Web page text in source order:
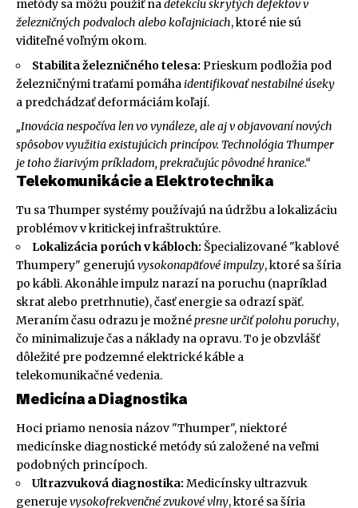
metódy sa môžu použiť nadetekciu skrytých defektov v
železničných podvaloch alebo koľajniciach, ktoré nie sú
viditeľné voľným okom.
Stabilita železničného telesa: Prieskum podložia pod
železničnými traťami pomáhaidentifikovať nestabilné úseky
a predchádzať deformáciám koľají.
„Inovácia nespočíva len vo vynáleze, ale aj v objavovaní nových
spôsobov využitia existujúcich princípov. Technológia Thumper
je toho žiarivým príkladom, prekračujúc pôvodné hranice.“
Telekomunikácie a Elektrotechnika
Tu sa Thumper systémy používajú na údržbu a lokalizáciu
problémov v kritickej infraštruktúre.
Lokalizácia porúch v kábloch: Špecializované "kablové
Thumpery" generujúvysokonapäťové impulzy, ktoré sa šíria
po kábli. Akonáhle impulz narazí na poruchu (napríklad
skrat alebo pretrhnutie), časť energie sa odrazí späť.
Meraním času odrazu je možnépresne určiť polohu poruchy,
čo minimalizuje čas a náklady na opravu. To je obzvlášť
dôležité pre podzemné elektrické káble a
telekomunikačné vedenia.
Medicína a Diagnostika
Hoci priamo nenosia názov "Thumper", niektoré
medicínske diagnostické metódy sú založené na veľmi
podobných princípoch.
Ultrazvuková diagnostika: Medicínsky ultrazvuk
generujevysokofrekvenčné zvukové vlny, ktoré sa šíria